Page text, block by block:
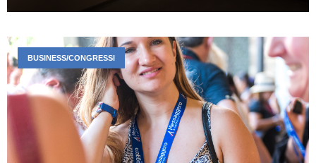
BUSINESS/CONGRESSI